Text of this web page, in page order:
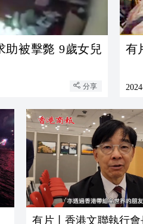
助被擊斃 9歲女兒
分享
有
有片丨香港文聯執行會